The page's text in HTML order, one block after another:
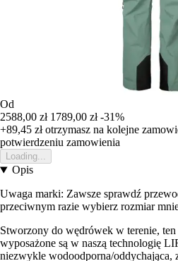
Od
2588,00 zł 1789,00 zł -31%
+89,45 złotrzymasz na kolejne
potwierdzeniu zamowienia
Loading...
Opis
Uwaga marki: Zawsze sprawdź
przeciwnym razie wybierz rozmiar
Stworzony do wędrówek w terenie,
wyposażone są w naszą technologię
niezwykle wodoodporna/oddychająca,